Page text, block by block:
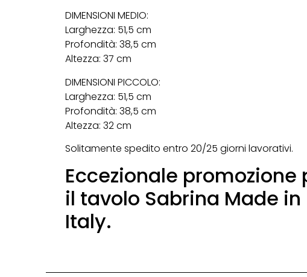
DIMENSIONI MEDIO:
Larghezza: 51,5 cm
Profondità: 38,5 cm
Altezza: 37 cm
DIMENSIONI PICCOLO:
Larghezza: 51,5 cm
Profondità: 38,5 cm
Altezza: 32 cm
Solitamente spedito entro 20/25 giorni lavorativi.
Eccezionale promozione
il tavolo Sabrina Made in
Italy.